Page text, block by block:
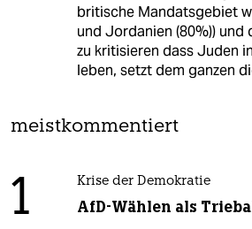
britische Mandatsgebiet
und Jordanien (80%)) und
zu kritisieren dass Juden
leben, setzt dem ganzen
meistkommentiert
1 Krise der Demokratie
AfD-Wählen als